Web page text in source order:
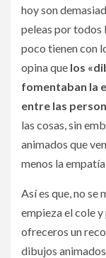
hoy son
peleas por todos
poco tienen con
opina que los
fomentaban la
entre las
las cosas, sin
animados que
menos la
Así es que, no se
empieza el cole
ofreceros un
dibujos